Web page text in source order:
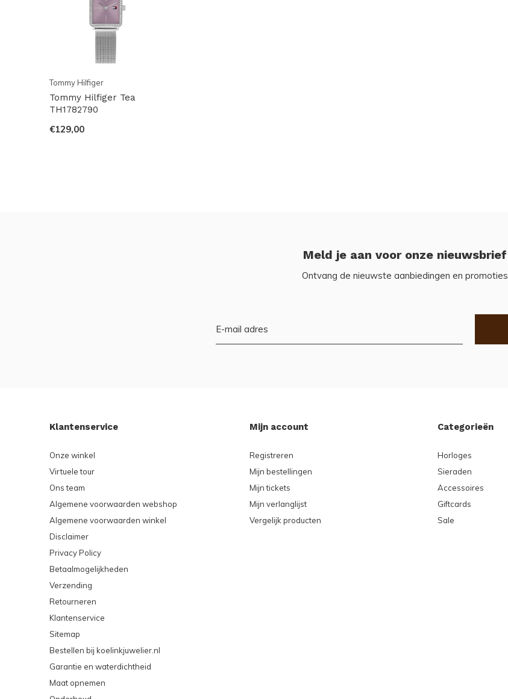
Tommy Hilfiger
Tommy Hilfiger Tea
TH1782790
€129,00
Meld je aan voor onze nieuwsbrief
Ontvang de nieuwste aanbiedingen en promoties
Klantenservice
Onze winkel
Virtuele tour
Ons team
Algemene voorwaarden webshop
Algemene voorwaarden winkel
Disclaimer
Privacy Policy
Betaalmogelijkheden
Verzending
Retourneren
Klantenservice
Sitemap
Bestellen bij koelinkjuwelier.nl
Garantie en waterdichtheid
Maat opnemen
Mijn account
Registreren
Mijn bestellingen
Mijn tickets
Mijn verlanglijst
Vergelijk producten
Categorieën
Horloges
Sieraden
Accessoires
Giftcards
Sale